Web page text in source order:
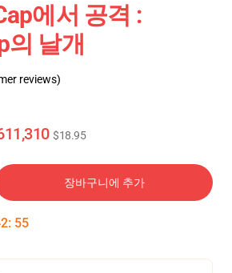
에서 공격 :
의 날개
reviews)
$18.95
장바구니에 추가
: 54